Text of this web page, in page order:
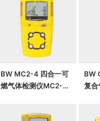
BW MC2-4 四合一可
燃气体检测仪MC2-
BW
复合